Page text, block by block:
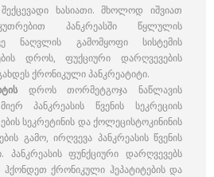
ხასიათი. მხოლოდ იშვიათ
პანკრეასში წყლულის
ნაღვლის გამომყოფი სისტემის
დროს, ფუქციური დარღვევების
ქრონიკული პანკრეატიტი.
დროს თორმეტგოჯა ნაწლავის
პანკრეასის წვენის სეკრეციის
სეკრეტინის და ქოლეცისტოკინინის
გამო, ირღვევა პანკრეასის წვენის
პანკრეასის ფუნქციური დარღვევებს
ქრონიკული ჰეპატიტების და